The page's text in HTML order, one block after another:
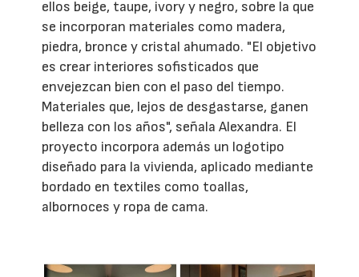
ellos beige, taupe, ivory y negro, sobre la que
se incorporan materiales como madera,
piedra, bronce y cristal ahumado. "El objetivo
es crear interiores sofisticados que
envejezcan bien con el paso del tiempo.
Materiales que, lejos de desgastarse, ganen
belleza con los años", señala Alexandra. El
proyecto incorpora además un logotipo
diseñado para la vivienda, aplicado mediante
bordado en textiles como toallas,
albornoces y ropa de cama.